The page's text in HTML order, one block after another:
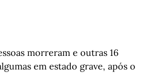
morreram e outras 16
em estado grave, após o